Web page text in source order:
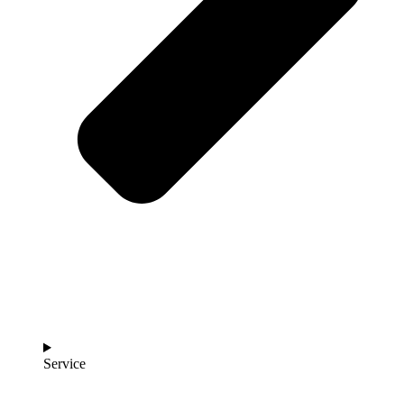
Service